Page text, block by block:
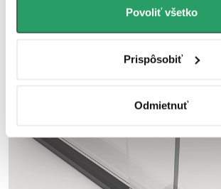
Povoliť všetko
Prispôsobiť
Odmietnuť